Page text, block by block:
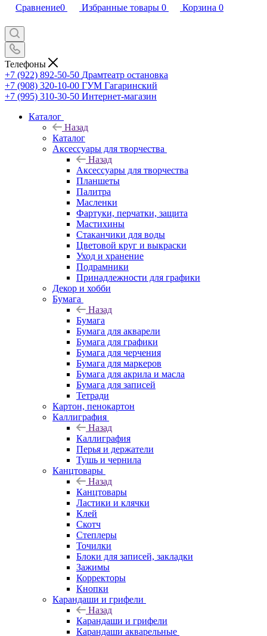
Сравнение0 Избранные товары 0 Корзина 0
Телефоны
+7 (922) 892-50-50 Драмтеатр остановка
+7 (908) 320-10-00 ГУМ Гагаринский
+7 (995) 310-30-50 Интернет-магазин
Каталог
Назад
Каталог
Аксессуары для творчества
Назад
Аксессуары для творчества
Планшеты
Палитра
Масленки
Фартуки, перчатки, защита
Мастихины
Стаканчики для воды
Цветовой круг и выкраски
Уход и хранение
Подрамники
Принадлежности для графики
Декор и хобби
Бумага
Назад
Бумага
Бумага для акварели
Бумага для графики
Бумага для черчения
Бумага для маркеров
Бумага для акрила и масла
Бумага для записей
Тетради
Картон, пенокартон
Каллиграфия
Назад
Каллиграфия
Перья и держатели
Тушь и чернила
Канцтовары
Назад
Канцтовары
Ластики и клячки
Клей
Скотч
Степлеры
Точилки
Блоки для записей, закладки
Зажимы
Корректоры
Кнопки
Карандаши и грифели
Назад
Карандаши и грифели
Карандаши акварельные